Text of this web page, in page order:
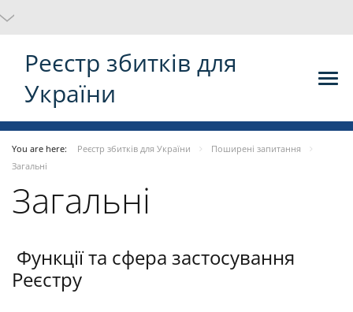
Реєстр збитків для
України
You are here: Реєстр збитків для України
Поширені запитання
Загальні
Загальні
Функції та сфера застосування
Реєстру